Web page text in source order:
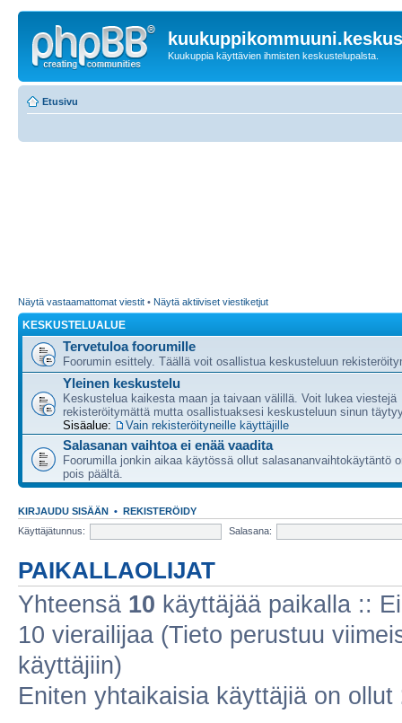
Kuukuppia käyttävien ihmisten keskustelupalsta.
Etusivu
Näytä vastaamattomat viestit • Näytä aktiiviset viestiketjut
KESKUSTELUALUE
Tervetuloa foorumille
Foorumin esittely. Täällä voit osallistua keskusteluun
Yleinen keskustelu
Keskustelua kaikesta maan ja taivaan välillä. Voit lukea viestejä
rekisteröitymättä mutta osallistuaksesi keskusteluun sinun
Sisäalue:
Vain rekisteröityneille käyttäjille
Salasanan vaihtoa ei enää vaadita
Foorumilla jonkin aikaa käytössä ollut salasananvaihtokäytäntö
pois päältä.
KIRJAUDU SISÄÄN • REKISTERÖIDY
Käyttäjätunnus:
Salasana:
PAIKALLAOLIJAT
Yhteensä 10 käyttäjää paikalla ::
10 vierailijaa (Tieto perustuu
käyttäjiin)
Eniten yhtaikaisia käyttäjiä on ollut